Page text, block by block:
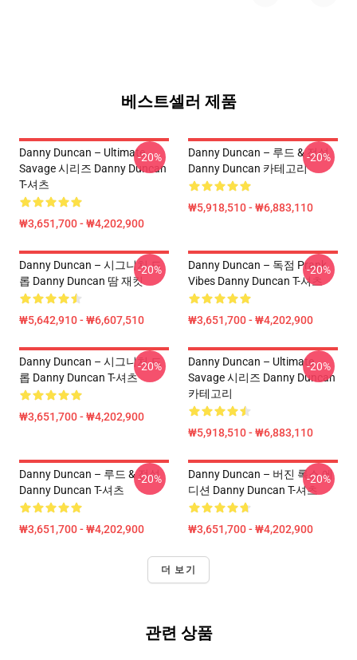
베스트셀러 제품
Danny Duncan – Ultimate
Savage 시리즈 Danny Duncan
T-셔츠
₩3,651,700 - ₩4,202,900
-20%
Danny Duncan – 루드 & 전설
Danny Duncan 카테고리
₩5,918,510 - ₩6,883,110
-20%
Danny Duncan – 시그니처 드
롭 Danny Duncan 땀 재킷
₩5,642,910 - ₩6,607,510
-20%
Danny Duncan – 독점 Prank
Vibes Danny Duncan T-셔츠
₩3,651,700 - ₩4,202,900
-20%
Danny Duncan – 시그니처 드
롭 Danny Duncan T-셔츠
₩3,651,700 - ₩4,202,900
-20%
Danny Duncan – Ultimate
Savage 시리즈 Danny Duncan
카테고리
₩5,918,510 - ₩6,883,110
-20%
Danny Duncan – 루드 & 전설
Danny Duncan T-셔츠
₩3,651,700 - ₩4,202,900
-20%
Danny Duncan – 버진 록스 에
디션 Danny Duncan T-셔츠
₩3,651,700 - ₩4,202,900
-20%
더 보기
관련 상품